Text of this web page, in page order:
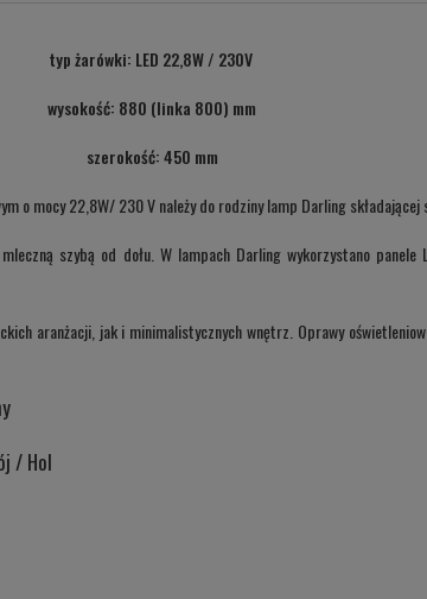
płatności
typ żarówki: LED 22,8W / 230V
wysokość: 880 (linka 800) mm
szerokość: 450 mm
o mocy 22,8W/ 230 V należy do rodziny lamp Darling
szybą od dołu. W lampach Darling wykorzystano panele
aranżacji, jak i minimalistycznych wnętrz. Oprawy
/ Hol